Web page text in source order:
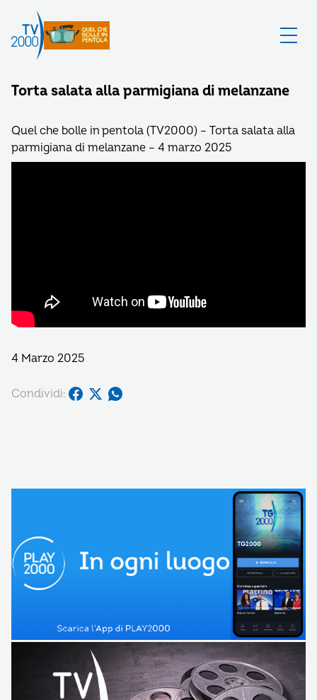
Torta salata alla parmigiana di melanzane
Quel che bolle in pentola (TV2000) – Torta salata alla
parmigiana di melanzane – 4 marzo 2025
4 Marzo 2025
Condividi: